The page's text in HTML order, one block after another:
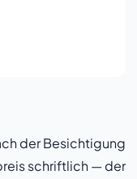
der Besichtigung
schriftlich — der